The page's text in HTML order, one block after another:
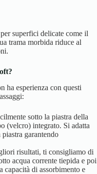
superfici delicate come il
trama morbida riduce al
ha esperienza con questi
sotto la piastra della
(velcro) integrato. Si adatta
garantendo
risultati, ti consigliamo di
acqua corrente tiepida e poi
capacità di assorbimento e